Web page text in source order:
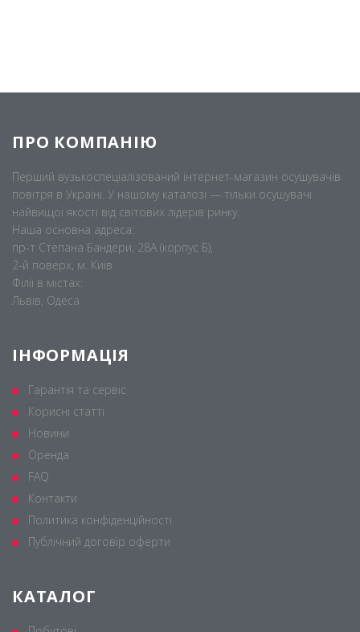
ПРО КОМПАНІЮ
Перший вузькоспеціалізований інтернет-магазин осушувачів
повітря в Україні. У нашому каталозі — тільки осушувачі
найвищої якості від світових лідерів ринку.
Наша основна адреса:
пр-т Степана Бандери, 28А (корпус Б),
2-й поверх, м. Київ
Філії в містах:
Львів, Одеса
ІНФОРМАЦІЯ
Гарантія та сервіс
Корисні статті
Новини
Оренда
FAQ
Контакти
Политика конфіденційності
Публічний договір оферти
КАТАЛОГ